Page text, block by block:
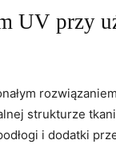
UV przy‍
strukturze⁣
i dodatki